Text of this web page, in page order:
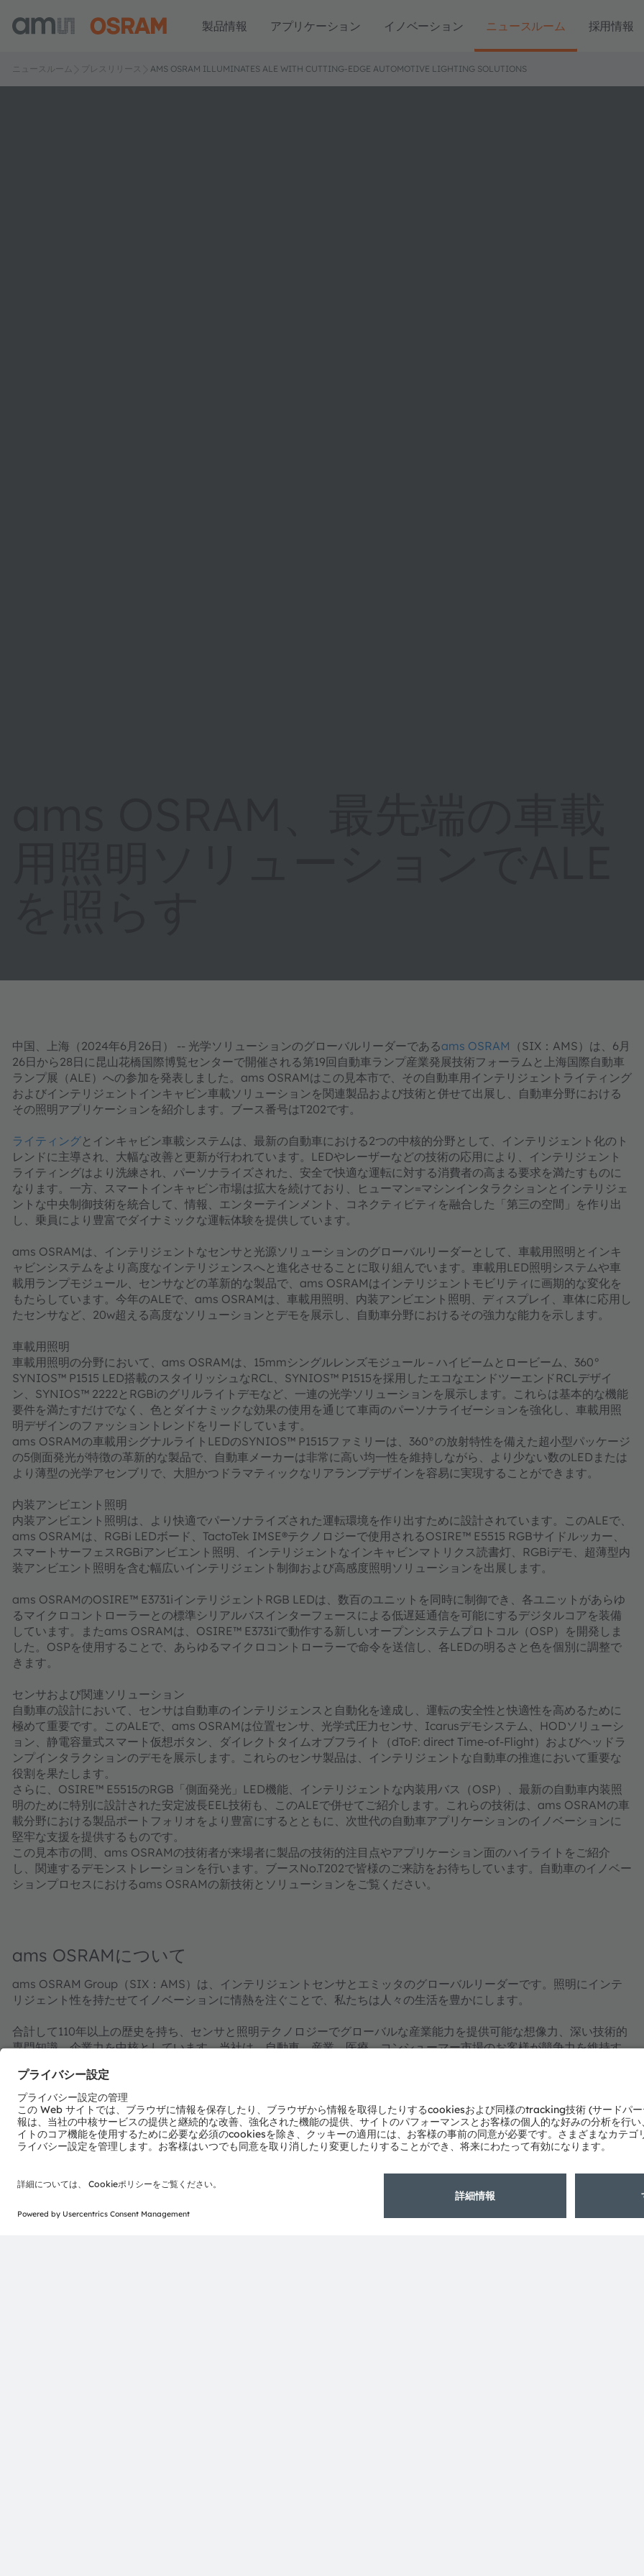
製品情報 アプリケーション イノベーション ニュースルーム 採用情報
ニュースルーム プレスリリース AMS OSRAM ILLUMINATES ALE WITH CUTTING-EDGE AUTOMOTIVE LIGHTING SOLUTIONS
中国、上海（2024年6月26日） -- 光学ソリューションのグローバルリーダーであるams OSRAM （SIX：AMS）は、6月
26日から28日に昆山花橋国際博覧センターで開催される第19回自動車ランプ産業発展技術フォーラムと上海国際自動車
ランプ展（ALE）への参加を発表しました。ams OSRAMはこの見本市で、その自動車用インテリジェントライティング
およびインテリジェントインキャビン車載ソリューションを関連製品および技術と併せて出展し、自動車分野における
その照明アプリケーションを紹介します。ブース番号はT202です。
ライティングとインキャビン車載システムは、最新の自動車における2つの中核的分野として、インテリジェント化のト
レンドに主導され、大幅な改善と更新が行われています。LEDやレーザーなどの技術の応用により、インテリジェント
ライティングはより洗練され、パーソナライズされた、安全で快適な運転に対する消費者の高まる要求を満たすものに
なります。一方、スマートインキャビン市場は拡大を続けており、ヒューマン=マシンインタラクションとインテリジェ
ントな中央制御技術を統合して、情報、エンターテインメント、コネクティビティを融合した「第三の空間」を作り出
し、乗員により豊富でダイナミックな運転体験を提供しています。
ams OSRAMは、インテリジェントなセンサと光源ソリューションのグローバルリーダーとして、車載用照明とインキ
ャビンシステムをより高度なインテリジェンスへと進化させることに取り組んでいます。車載用LED照明システムや車
載用ランプモジュール、センサなどの革新的な製品で、ams OSRAMはインテリジェントモビリティに画期的な変化を
もたらしています。今年のALEで、ams OSRAMは、車載用照明、内装アンビエント照明、ディスプレイ、車体に応用し
たセンサなど、20w超える高度なソリューションとデモを展示し、自動車分野におけるその強力な能力を示します。
車載用照明
車載用照明の分野において、ams OSRAMは、15mmシングルレンズモジュール – ハイビームとロービーム、360°
SYNIOS™ P1515 LED搭載のスタイリッシュなRCL、SYNIOS™ P1515を採用したエコなエンドツーエンドRCLデザイ
ン、SYNIOS™ 2222とRGBiのグリルライトデモなど、一連の光学ソリューションを展示します。これらは基本的な機能
要件を満たすだけでなく、色とダイナミックな効果の使用を通じて車両のパーソナライゼーションを強化し、車載用照
明デザインのファッショントレンドをリードしています。
ams OSRAMの車載用シグナルライトLEDのSYNIOS™ P1515ファミリーは、360°の放射特性を備えた超小型パッケージ
の5側面発光が特徴の革新的な製品で、自動車メーカーは非常に高い均一性を維持しながら、より少ない数のLEDまたは
より薄型の光学アセンブリで、大胆かつドラマティックなリアランプデザインを容易に実現することができます。​​​​​​​
内装アンビエント照明
内装アンビエント照明は、より快適でパーソナライズされた運転環境を作り出すために設計されています。このALEで、
ams OSRAMは、RGBi LEDボード、TactoTek IMSE®テクノロジーで使用されるOSIRE™ E5515 RGBサイドルッカー、
スマートサーフェスRGBiアンビエント照明、インテリジェントなインキャビンマトリクス読書灯、RGBiデモ、超薄型内
装アンビエント照明を含む幅広いインテリジェント制御および高感度照明ソリューションを出展します。
ams OSRAMのOSIRE™ E3731iインテリジェントRGB LEDは、数百のユニットを同時に制御でき、各ユニットがあらゆ
るマイクロコントローラーとの標準シリアルバスインターフェースによる低遅延通信を可能にするデジタルコアを装備
しています。またams OSRAMは、OSIRE™ E3731iで動作する新しいオープンシステムプロトコル（OSP）を開発しま
した。OSPを使用することで、あらゆるマイクロコントローラーで命令を送信し、各LEDの明るさと色を個別に調整で
きます。​​​​​​​
センサおよび関連ソリューション
自動車の設計において、センサは自動車のインテリジェンスと自動化を達成し、運転の安全性と快適性を高めるために
極めて重要です。このALEで、ams OSRAMは位置センサ、光学式圧力センサ、Icarusデモシステム、HODソリューシ
ョン、静電容量式スマート仮想ボタン、ダイレクトタイムオブフライト（dToF: direct Time-of-Flight）およびヘッドラ
ンプインタラクションのデモを展示します。これらのセンサ製品は、インテリジェントな自動車の推進において重要な
役割を果たします。
さらに、OSIRE™ E5515のRGB「側面発光」LED機能、インテリジェントな内装用バス（OSP）、最新の自動車内装照
明のために特別に設計された安定波長EEL技術も、このALEで併せてご紹介します。これらの技術は、ams OSRAMの車
載分野における製品ポートフォリオをより豊富にするとともに、次世代の自動車アプリケーションのイノベーションに
堅牢な支援を提供するものです。
この見本市の間、ams OSRAMの技術者が来場者に製品の技術的注目点やアプリケーション面のハイライトをご紹介
し、関連するデモンストレーションを行います。ブースNo.T202で皆様のご来訪をお待ちしています。自動車のイノベー
ションプロセスにおけるams OSRAMの新技術とソリューションをご覧ください。
ams OSRAMについて
ams OSRAM Group（SIX：AMS）は、インテリジェントセンサとエミッタのグローバルリーダーです。照明にインテ
リジェント性を持たせてイノベーションに情熱を注ぐことで、私たちは人々の生活を豊かにします。
合計して110年以上の歴史を持ち、センサと照明テクノロジーでグローバルな産業能力を提供可能な想像力、深い技術的
専門知識、企業力を中核としています。当社は、自動車、産業、医療、コンシューマー市場のお客様が競争力を維持す
上させるイノベーションの推進を行っています。
世界中の約21,000人の従業員は、センシング、イルミネーション、ビジュアライゼーションの分野でイノベーションを
起こし、運転をより安全に、医療診断をより正確に、そして日々のコミュニケーションをより豊かにしています。その
業務は画期的なアプリケーションのための技術を生み出しており、これは15,000件以上の特許の取得・出願に反映され
置しています。そしてグループは2022年に48億ユーロを超える収益を達成しており、ams-OSRAM AGは、スイス証券
取引所に上場しています（ISIN：AT0000A18XM4）。
詳細情報はこちらをご覧ください：